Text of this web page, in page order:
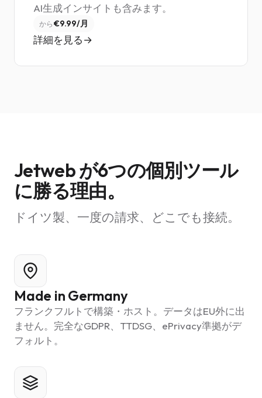
AI生成インサイトも含みます。
から €9.99/月
詳細を見る
Jetweb が6つの個別ツール
に勝る理由。
ドイツ製、一度の請求、どこでも接続。
Made in Germany
フランクフルトで構築・ホスト。データはEU外に出
ません。完全なGDPR、TTDSG、ePrivacy準拠がデ
フォルト。